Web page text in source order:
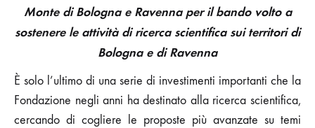
Monte di Bologna e Ravenna per il bando volto a
sostenere le attività di ricerca scientifica sui territori di
Bologna e di Ravenna
È solo l’ultimo di una serie di investimenti importanti che la
Fondazione negli anni ha destinato alla ricerca scientifica,
cercando di cogliere le proposte più avanzate su temi